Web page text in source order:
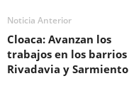
Noticia Anterior
Cloaca: Avanzan los
trabajos en los barrios
Rivadavia y Sarmiento